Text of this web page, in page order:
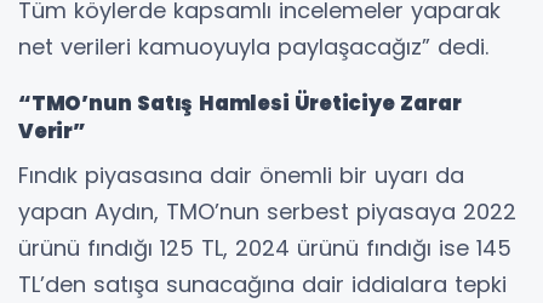
Tüm köylerde kapsamlı incelemeler yaparak
net verileri kamuoyuyla paylaşacağız” dedi.
“TMO’nun Satış Hamlesi Üreticiye Zarar
Verir”
Fındık piyasasına dair önemli bir uyarı da
yapan Aydın, TMO’nun serbest piyasaya 2022
ürünü fındığı 125 TL, 2024 ürünü fındığı ise 145
TL’den satışa sunacağına dair iddialara tepki